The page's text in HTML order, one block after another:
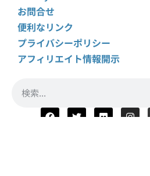
お問合せ
便利なリンク
プライバシーポリシー
アフィリエイト情報開示